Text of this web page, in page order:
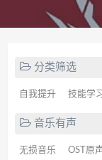
分类筛选
自我提升 技能学
音乐有声
无损音乐 OST原